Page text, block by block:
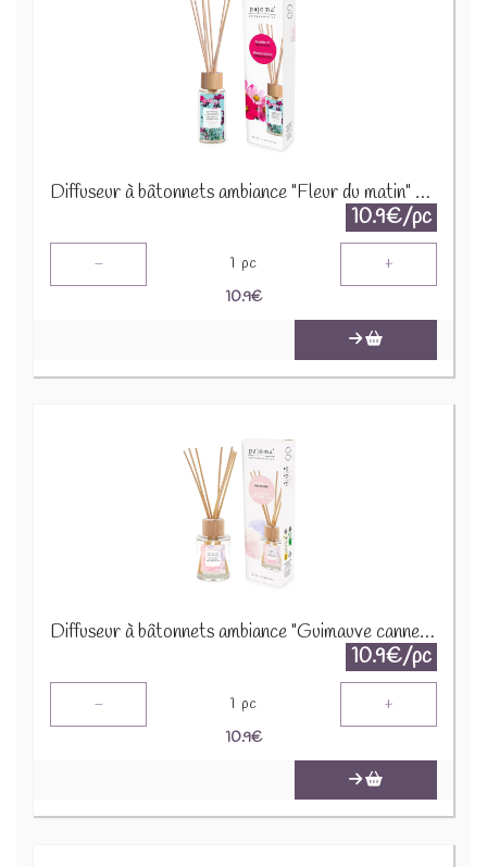
Diffuseur à bâtonnets ambiance "Fleur du matin" 91447
10.9€/pc
- 1 pc +
10.9€
Diffuseur à bâtonnets ambiance "Guimauve canneberge" 91441
10.9€/pc
- 1 pc +
10.9€